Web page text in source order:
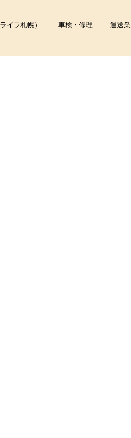
イフ札幌） 車検・修理 運送業